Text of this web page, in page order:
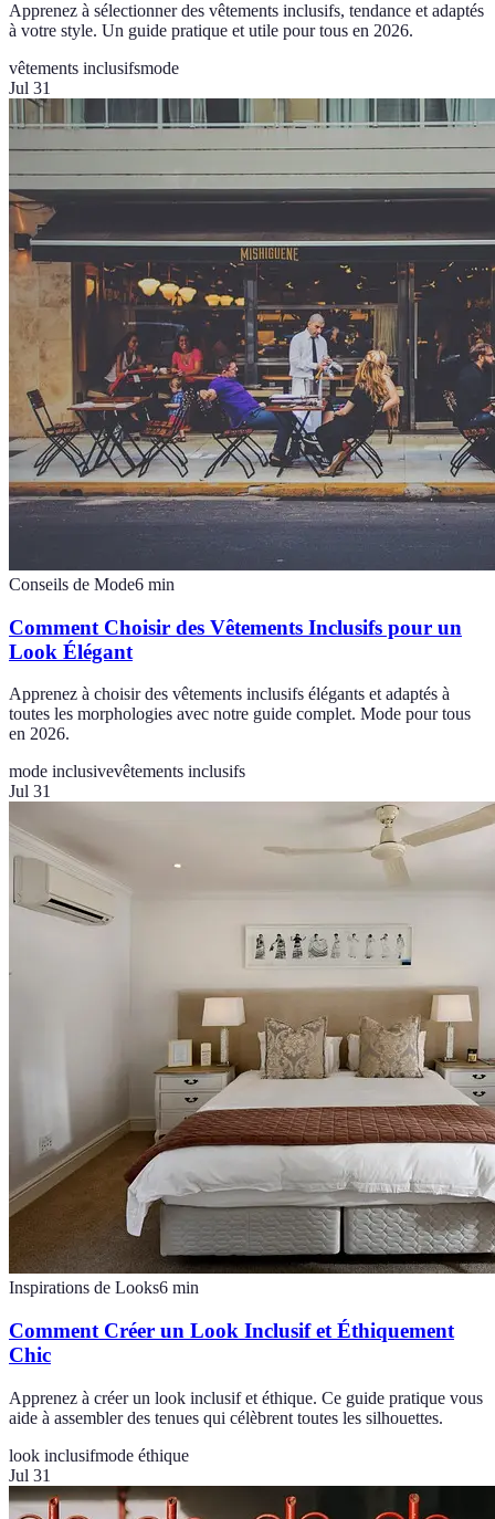
Apprenez à sélectionner des vêtements inclusifs, tendance et adaptés
à votre style. Un guide pratique et utile pour tous en 2026.
vêtements inclusifsmode
Jul 31
Conseils de Mode6 min
Comment Choisir des Vêtements Inclusifs pour un
Look Élégant
Apprenez à choisir des vêtements inclusifs élégants et adaptés à
toutes les morphologies avec notre guide complet. Mode pour tous
en 2026.
mode inclusivevêtements inclusifs
Jul 31
Inspirations de Looks6 min
Comment Créer un Look Inclusif et Éthiquement
Chic
Apprenez à créer un look inclusif et éthique. Ce guide pratique vous
aide à assembler des tenues qui célèbrent toutes les silhouettes.
look inclusifmode éthique
Jul 31